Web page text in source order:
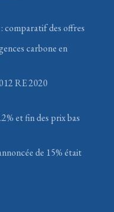
comparatif des offres
carbone en
RE 2020
et fin des prix bas
de 15% était